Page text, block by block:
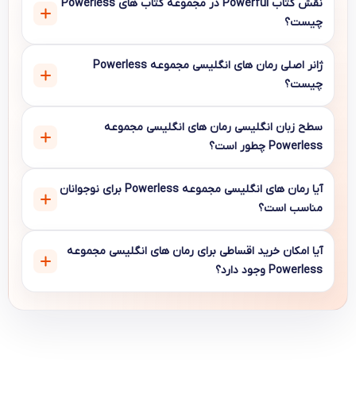
نقش کتاب Powerful در مجموعه کتاب های Powerless
چیست؟
ژانر اصلی رمان های انگلیسی مجموعه Powerless
چیست؟
سطح زبان انگلیسی رمان های انگلیسی مجموعه
Powerless چطور است؟
آیا رمان های انگلیسی مجموعه Powerless برای نوجوانان
مناسب است؟
آیا امکان خرید اقساطی برای رمان های انگلیسی مجموعه
Powerless وجود دارد؟